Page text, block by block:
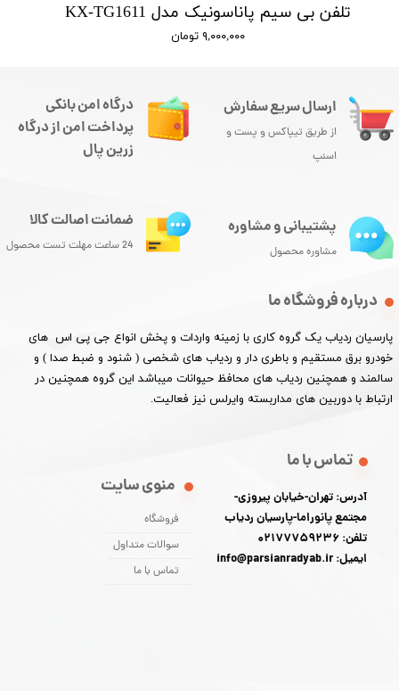
تلفن بی سیم پاناسونیک مدل KX-TG1611
۹,۰۰۰,۰۰۰ تومان
ارسال سریع سفارش
از طریق تیپاکس و پست و
اسنپ
درباره فروشگاه ما
پارسیان ردیاب یک گروه کاری با زمینه واردات و پخش انواع جی پی اس های
خودرو برق مستقیم و باطری دار و ردیاب های شخصی ( شنود و ضبط صدا ) و
سالمند و همچنین ردیاب های محافظ حیوانات میباشد این گروه همچنین در
ارتباط با دوربین های مداربسته وایرلس نیز فعالیت.​​​​​​​
منوی سایت
فروشگاه
سوالات متداول
تماس با ما
تماس با ما
آدرس: تهران-خیابان پیروزی-
مجتمع پانوراما-پارسیان ردیاب
تلفن: 02177759236
ایمیل: info@parsianradyab.ir
درگاه امن بانکی
پرداخت امن از درگاه
زرین پال
پشتیبانی و مشاوره
مشاوره محصول
ضمانت اصالت کالا
24 ساعت مهلت تست محصول